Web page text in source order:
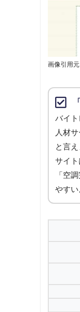
画像引用元
バイト
人材
と言え
サイ
「空
やすい